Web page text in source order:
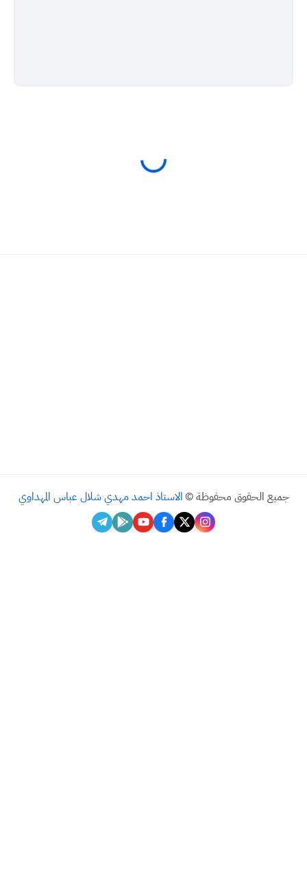
الحقوق محفوظة ©الاستاذ احمد مهدي شلال عباس المهداوي